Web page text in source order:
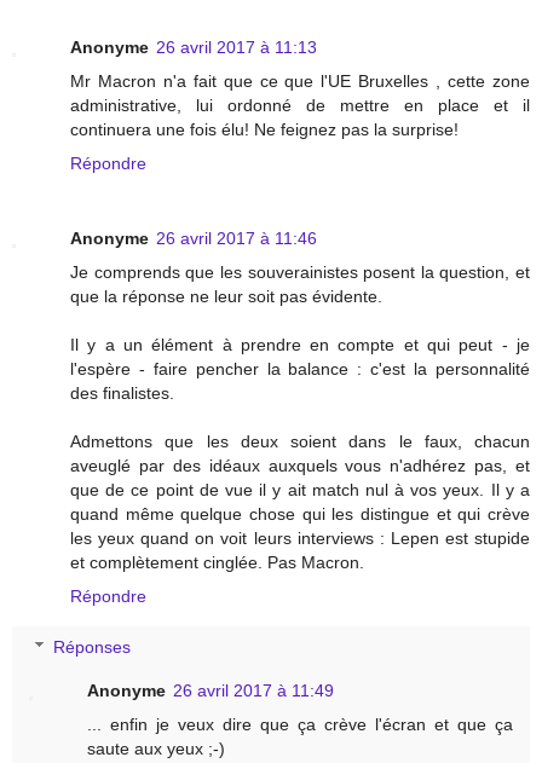
Anonyme 26 avril 2017 à 11:13
Mr Macron n'a fait que ce que l'UE Bruxelles , cette zone
administrative, lui ordonné de mettre en place et il
continuera une fois élu! Ne feignez pas la surprise!
Répondre
Anonyme 26 avril 2017 à 11:46
Je comprends que les souverainistes posent la question, et
que la réponse ne leur soit pas évidente.
Il y a un élément à prendre en compte et qui peut - je
l'espère - faire pencher la balance : c'est la personnalité
des finalistes.
Admettons que les deux soient dans le faux, chacun
aveuglé par des idéaux auxquels vous n'adhérez pas, et
que de ce point de vue il y ait match nul à vos yeux. Il y a
quand même quelque chose qui les distingue et qui crève
les yeux quand on voit leurs interviews : Lepen est stupide
et complètement cinglée. Pas Macron.
Répondre
Réponses
Anonyme 26 avril 2017 à 11:49
... enfin je veux dire que ça crève l'écran et que ça
saute aux yeux ;-)